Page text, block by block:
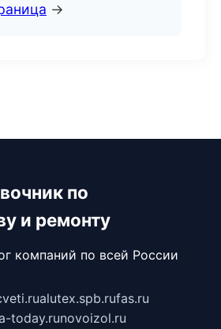
→
по
и ремонту
компаний по всей России
alutex.spb.rufas.ru
today.runovoizol.ru